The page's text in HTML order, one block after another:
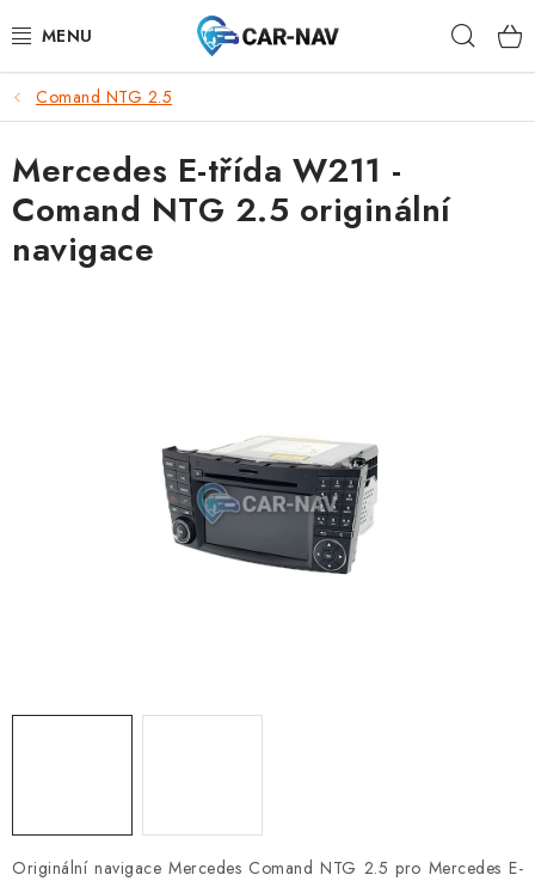
na
AUDI
BMW
FORD
SEAT
Comand NTG 2.5
Originální navigace Mercedes Comand NTG 2.5 pro Mercedes E-
Mercedes E-třída W211 -
Comand NTG 2.5 originální
navigace